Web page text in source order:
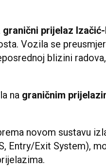
granični prijelaz
Vozila se
blizini
na graničnim
novom sustavu
Entry/Exit System),